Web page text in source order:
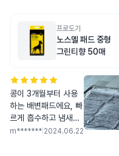
프로도기
노스멜 패드 중형
그린티향 50매
콩이 3개월부터 사용
하는 배변패드에요, 빠
르게 흡수하고 냄새없
고..하루 한장이면 딱
m******* 2024.06.22